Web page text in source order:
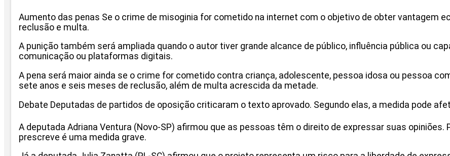
Aumento das penas Se o crime de misoginia for cometido na internet com o objetivo de obter vantagem
reclusão e multa.
A punição também será ampliada quando o autor tiver grande alcance de público, influência pública ou
comunicação ou plataformas digitais.
A pena será maior ainda se o crime for cometido contra criança, adolescente, pessoa idosa ou pessoa
sete anos e seis meses de reclusão, além de multa acrescida da metade.
Debate Deputadas de partidos de oposição criticaram o texto aprovado. Segundo elas, a medida pode
A deputada Adriana Ventura (Novo-SP) afirmou que as pessoas têm o direito de expressar suas
prescreve é uma medida grave.